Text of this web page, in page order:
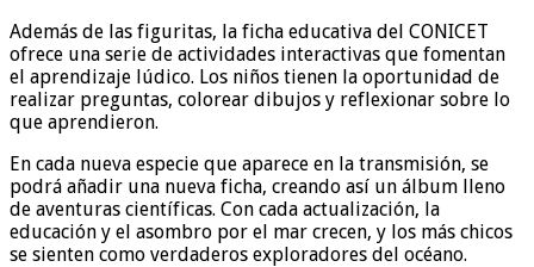
Además de las figuritas, la ficha educativa del CONICET
ofrece una serie de actividades interactivas que fomentan
el aprendizaje lúdico. Los niños tienen la oportunidad de
realizar preguntas, colorear dibujos y reflexionar sobre lo
que aprendieron.
En cada nueva especie que aparece en la transmisión, se
podrá añadir una nueva ficha, creando así un álbum lleno
de aventuras científicas. Con cada actualización, la
educación y el asombro por el mar crecen, y los más chicos
se sienten como verdaderos exploradores del océano.